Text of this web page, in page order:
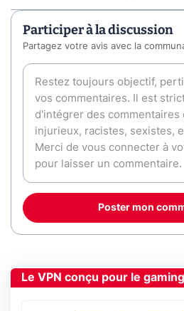
Participer à la discussion
Partagez votre avis avec la
Poster mon
Le VPN conçu pour le gaming